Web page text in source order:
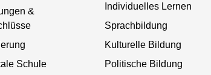
&
Schule
Individuelles Lernen
Sprachbildung
Kulturelle Bildung
Politische Bildung